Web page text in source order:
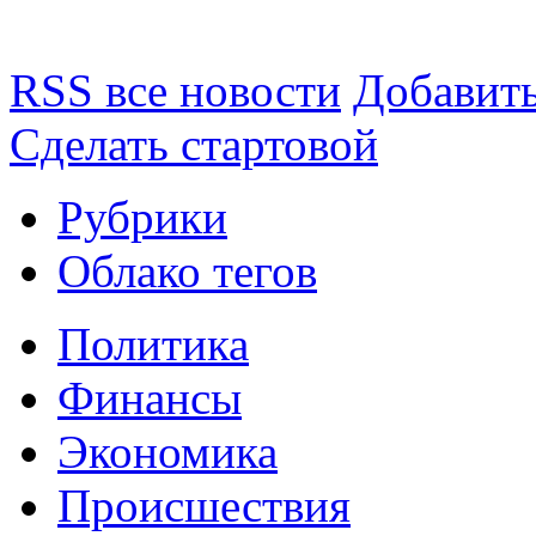
RSS все новости
Сделать стартовой
Рубрики
Облако тегов
Политика
Финансы
Экономика
Происшествия